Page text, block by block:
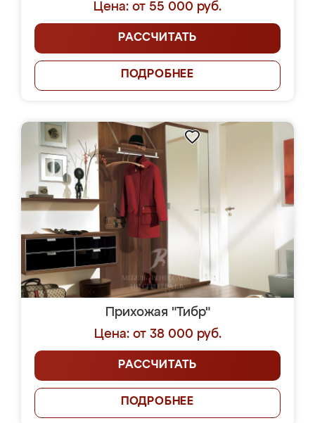
Цена: от 55 000 руб.
РАССЧИТАТЬ
ПОДРОБНЕЕ
Прихожая "Тибр"
Цена: от 38 000 руб.
РАССЧИТАТЬ
ПОДРОБНЕЕ